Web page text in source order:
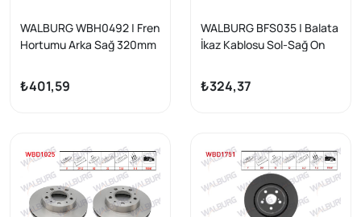
WALBURG WBH0492 | Fren
Hortumu Arka Sağ 320mm
2009-| 2 Adet
₺401,59
WALBURG BFS035 | Balata
İkaz Kablosu Sol-Sağ On
(W211) / Slk (R171) 2002-
2011 | 10 Adet
₺324,37